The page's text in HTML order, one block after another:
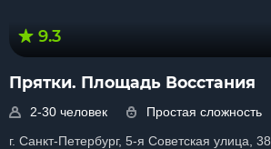
9.3
Прятки. Площадь Восстания
2-30 человек
Простая сложность
г. Санкт-Петербург, 5-я Советская улица, 38